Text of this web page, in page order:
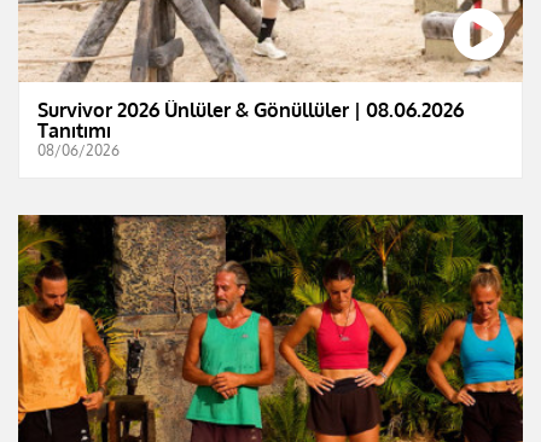
Survivor 2026 Ünlüler & Gönüllüler | 08.06.2026
Tanıtımı
08/06/2026